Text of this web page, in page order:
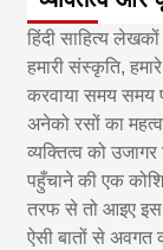
हिंदी साहित्य
हमारी संस्कृति,
करवाया समय समय
अनेको रसों का
व्यक्तित्व को
पहुँचाने की एक
तरफ से तो आइए
ऐसी बातों से अवगत